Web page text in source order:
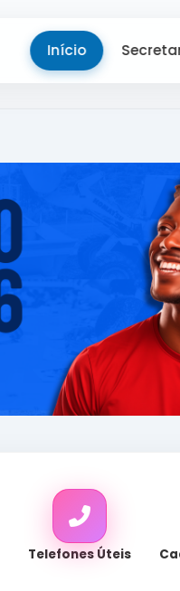
Início
Telefones Úteis